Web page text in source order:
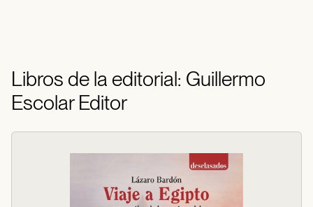
Libros de la editorial: Guillermo
Escolar Editor